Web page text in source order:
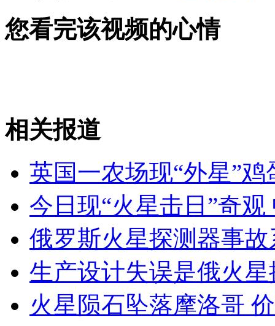
男子酒后热炕上睡觉屁股"被烫掉"
山西运城恶犬咬伤多人 警民合力深夜将其击毙
女孩北京地铁殴打老人 痛下狠手拳打脚踢
无痛分娩是否安全 医生回应
外交部：反对强权政治霸凌主义
外交部：有关国家言论片面不公正
您看完该视频的心情
相关报道
英国一农场现“外星”
今日现“火星击日”奇
俄罗斯火星探测器事
生产设计失误是俄火
火星陨石坠落摩洛哥